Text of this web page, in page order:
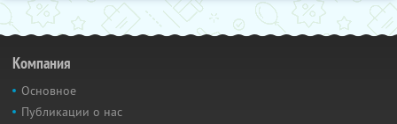
Компания
Основное
Публикации о нас